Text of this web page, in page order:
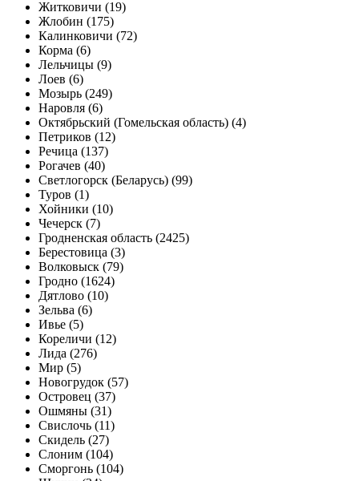
Житковичи (19)
Жлобин (175)
Калинковичи (72)
Корма (6)
Лельчицы (9)
Лоев (6)
Мозырь (249)
Наровля (6)
Октябрьский (Гомельская область) (4)
Петриков (12)
Речица (137)
Рогачев (40)
Светлогорск (Беларусь) (99)
Туров (1)
Хойники (10)
Чечерск (7)
Гродненская область (2425)
Берестовица (3)
Волковыск (79)
Гродно (1624)
Дятлово (10)
Зельва (6)
Ивье (5)
Кореличи (12)
Лида (276)
Мир (5)
Новогрудок (57)
Островец (37)
Ошмяны (31)
Свислочь (11)
Скидель (27)
Слоним (104)
Сморгонь (104)